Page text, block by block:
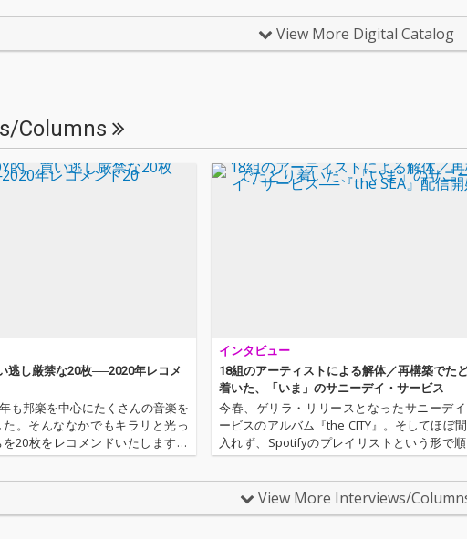
View More Digital Catalog
Columns
逃し厳禁な20枚──2020年レコメ
も邦楽を中心にたくさんの音楽を
。そんななかでもキラリと光っ
20枚をレコメンドいたします。
禁な20枚、2020年の作品たちを
インタビュー
18組のアーティストによる解体／再構築でた
着いた、「いま」のサニーデイ・サービス──
SEA』配信開始
今春、ゲリラ・リリースとなったサニーデ
ービスのアルバム『the CITY』。そしてほぼ
入れず、Spotifyのプレイリストという形で順
表された『the CITY』収録楽曲のリミックス
View More Interviews/